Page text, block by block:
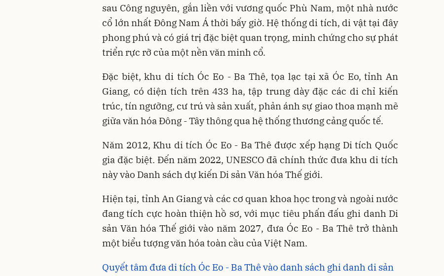
sau Công nguyên, gắn liền với vương quốc Phù Nam, một nhà nước
cổ lớn nhất Đông Nam Á thời bấy giờ. Hệ thống di tích, di vật tại đây
phong phú và có giá trị đặc biệt quan trọng, minh chứng cho sự phát
triển rực rỡ của một nền văn minh cổ.
Đặc biệt, khu di tích Óc Eo - Ba Thê, tọa lạc tại xã Óc Eo, tỉnh An
Giang, có diện tích trên 433 ha, tập trung dày đặc các di chỉ kiến
trúc, tín ngưỡng, cư trú và sản xuất, phản ánh sự giao thoa mạnh mẽ
giữa văn hóa Đông - Tây thông qua hệ thống thương cảng quốc tế.
Năm 2012, Khu di tích Óc Eo - Ba Thê được xếp hạng Di tích Quốc
gia đặc biệt. Đến năm 2022, UNESCO đã chính thức đưa khu di tích
này vào Danh sách dự kiến Di sản Văn hóa Thế giới.
Hiện tại, tỉnh An Giang và các cơ quan khoa học trong và ngoài nước
đang tích cực hoàn thiện hồ sơ, với mục tiêu phấn đấu ghi danh Di
sản Văn hóa Thế giới vào năm 2027, đưa Óc Eo - Ba Thê trở thành
một biểu tượng văn hóa toàn cầu của Việt Nam.
Quyết tâm đưa di tích Óc Eo - Ba Thê vào danh sách ghi danh di sản